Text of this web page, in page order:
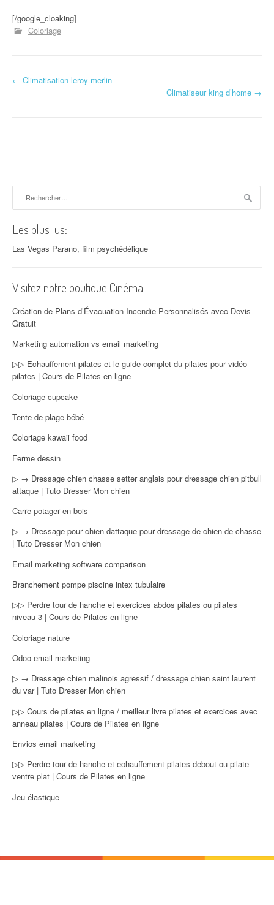
[/google_cloaking]
Coloriage
Navigation d'article
← Climatisation leroy merlin
Climatiseur king d’home →
Les plus lus:
Las Vegas Parano, film psychédélique
Visitez notre boutique Cinéma
Création de Plans d’Évacuation Incendie Personnalisés avec Devis
Gratuit
Marketing automation vs email marketing
▷▷ Echauffement pilates et le guide complet du pilates pour vidéo
pilates | Cours de Pilates en ligne
Coloriage cupcake
Tente de plage bébé
Coloriage kawaii food
Ferme dessin
▷ → Dressage chien chasse setter anglais pour dressage chien pitbull
attaque | Tuto Dresser Mon chien
Carre potager en bois
▷ → Dressage pour chien dattaque pour dressage de chien de chasse
| Tuto Dresser Mon chien
Email marketing software comparison
Branchement pompe piscine intex tubulaire
▷▷ Perdre tour de hanche et exercices abdos pilates ou pilates
niveau 3 | Cours de Pilates en ligne
Coloriage nature
Odoo email marketing
▷ → Dressage chien malinois agressif / dressage chien saint laurent
du var | Tuto Dresser Mon chien
▷▷ Cours de pilates en ligne / meilleur livre pilates et exercices avec
anneau pilates | Cours de Pilates en ligne
Envios email marketing
▷▷ Perdre tour de hanche et echauffement pilates debout ou pilate
ventre plat | Cours de Pilates en ligne
Jeu élastique